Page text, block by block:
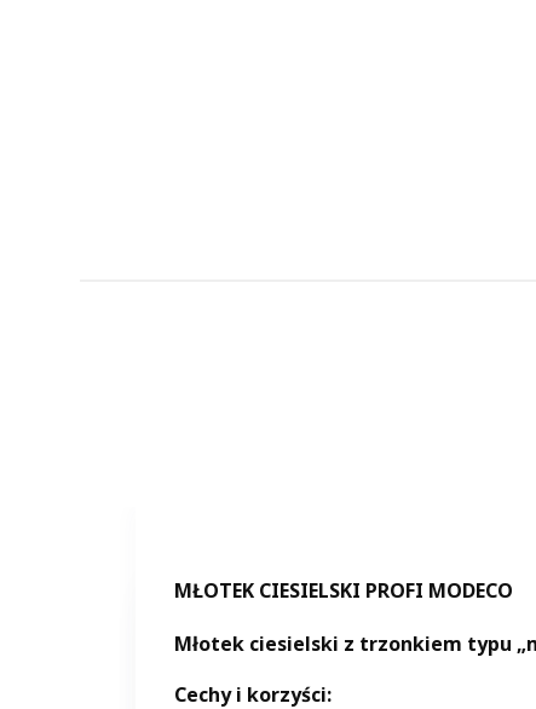
MŁOTEK CIESIELSKI PROFI MODECO
Młotek ciesielski z trzonkiem typu
Cechy i korzyści: